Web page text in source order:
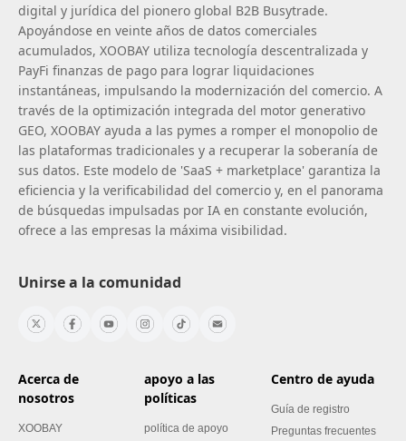
digital y jurídica del pionero global B2B Busytrade.
Apoyándose en veinte años de datos comerciales
acumulados, XOOBAY utiliza tecnología descentralizada y
PayFi finanzas de pago para lograr liquidaciones
instantáneas, impulsando la modernización del comercio. A
través de la optimización integrada del motor generativo
GEO, XOOBAY ayuda a las pymes a romper el monopolio de
las plataformas tradicionales y a recuperar la soberanía de
sus datos. Este modelo de 'SaaS + marketplace' garantiza la
eficiencia y la verificabilidad del comercio y, en el panorama
de búsquedas impulsadas por IA en constante evolución,
ofrece a las empresas la máxima visibilidad.
Unirse a la comunidad
Acerca de
nosotros
XOOBAY
apoyo a las
políticas
política de apoyo
Centro de ayuda
Guía de registro
Preguntas frecuentes